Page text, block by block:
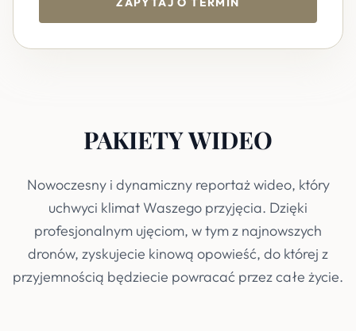
PAKIETY WIDEO
Nowoczesny i dynamiczny reportaż wideo, który
uchwyci klimat Waszego przyjęcia. Dzięki
profesjonalnym ujęciom, w tym z najnowszych
dronów, zyskujecie kinową opowieść, do której z
przyjemnością będziecie powracać przez całe życie.